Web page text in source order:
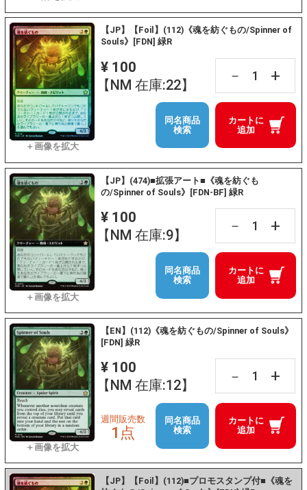
【JP】【Foil】(112)《魂を紡ぐもの/Spinner of
Souls》[FDN] 緑R
¥ 100
【NM 在庫:22】
－ +
カートに
追加
同名商品
検索
【JP】(474)■拡張アート■《魂を紡ぐも
の/Spinner of Souls》[FDN-BF] 緑R
¥ 100
【NM 在庫:9】
－ +
カートに
追加
同名商品
検索
【EN】(112)《魂を紡ぐもの/Spinner of Souls》
[FDN] 緑R
¥ 100
【NM 在庫:12】
－ +
カートに
追加
週間販売数
1点
同名商品
検索
【JP】【Foil】(112)■プロモスタンプ付■《魂を